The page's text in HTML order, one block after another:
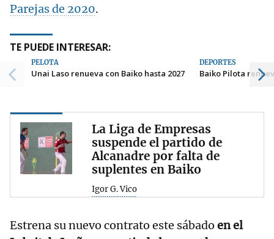
Parejas de 2020.
TE PUEDE INTERESAR:
PELOTA
Unai Laso renueva con Baiko hasta 2027
DEPORTES
Baiko Pilota
La Liga de Empresas
suspende el partido de
Alcanadre por falta de
suplentes en Baiko
Igor G. Vico
Estrena su nuevo contrato este sábado en el